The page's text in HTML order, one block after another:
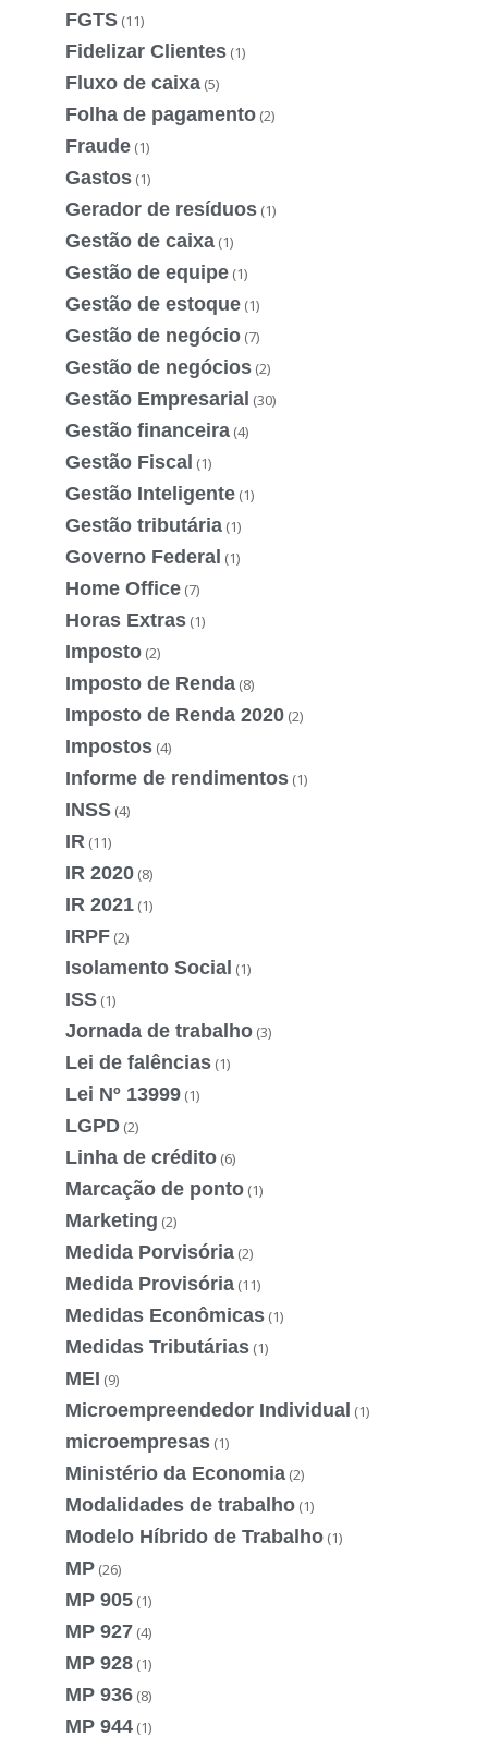
FGTS (11)
Fidelizar Clientes (1)
Fluxo de caixa (5)
Folha de pagamento (2)
Fraude (1)
Gastos (1)
Gerador de resíduos (1)
Gestão de caixa (1)
Gestão de equipe (1)
Gestão de estoque (1)
Gestão de negócio (7)
Gestão de negócios (2)
Gestão Empresarial (30)
Gestão financeira (4)
Gestão Fiscal (1)
Gestão Inteligente (1)
Gestão tributária (1)
Governo Federal (1)
Home Office (7)
Horas Extras (1)
Imposto (2)
Imposto de Renda (8)
Imposto de Renda 2020 (2)
Impostos (4)
Informe de rendimentos (1)
INSS (4)
IR (11)
IR 2020 (8)
IR 2021 (1)
IRPF (2)
Isolamento Social (1)
ISS (1)
Jornada de trabalho (3)
Lei de falências (1)
Lei Nº 13999 (1)
LGPD (2)
Linha de crédito (6)
Marcação de ponto (1)
Marketing (2)
Medida Porvisória (2)
Medida Provisória (11)
Medidas Econômicas (1)
Medidas Tributárias (1)
MEI (9)
Microempreendedor Individual (1)
microempresas (1)
Ministério da Economia (2)
Modalidades de trabalho (1)
Modelo Híbrido de Trabalho (1)
MP (26)
MP 905 (1)
MP 927 (4)
MP 928 (1)
MP 936 (8)
MP 944 (1)